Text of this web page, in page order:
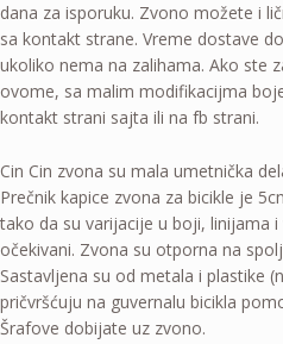
dana za isporuku. Zvono možete i
sa kontakt strane. Vreme dostave
ukoliko nema na zalihama. Ako ste
ovome, sa malim modifikacijma
kontakt strani sajta ili na fb strani.
Cin Cin zvona su mala umetnička
Prečnik kapice zvona za bicikle je
tako da su varijacije u boji, linijama
očekivani. Zvona su otporna na
Sastavljena su od metala i plastike
pričvršćuju na guvernalu bicikla
Šrafove dobijate uz zvono.